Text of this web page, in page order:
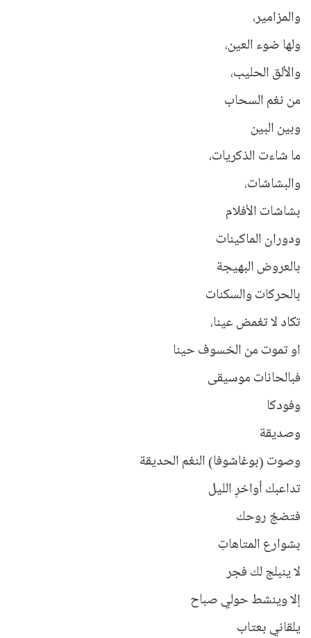
والمزامير،
ولها ضوء العين،
والألق الحليب،
من نغم السحاب
وبين البين
ما شاءت الذكريات،
والبشاشات،
بشاشات الأفلام
ودوران الماكينات
بالعروض البهيجة
بالحركات والسكنات
تكاد لا تغمض عينا،
او تموت من الخسوف حينا
فبالحانات موسيقى
وفودكا
وصديقة
وصوت (بوغاشوفا) النغم الحديقة
تداعبك أواخرِ الليل
فتضجُ روحك
بشوارع المتاهاتِ
لا ينبلج لك فجر
إلا وينشط حولي صباح
يلقاني بعتاب